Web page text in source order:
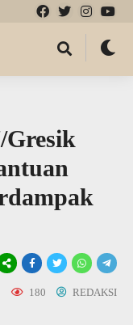
180 REDAKSI